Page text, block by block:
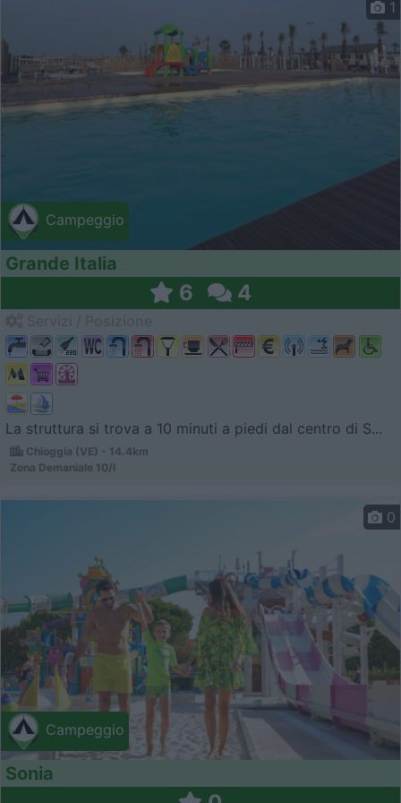
Campeggio
1
Grande Italia
6 4
La struttura si trova a 10 minuti a piedi dal centro di S...
Chioggia (VE) - 14.4km
Zona Demaniale 10/l
Campeggio
0
Sonia